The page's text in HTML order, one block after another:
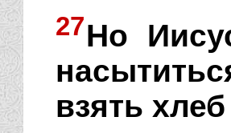
27Но
взять